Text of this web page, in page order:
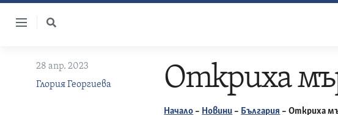
Skip
28 апр. 2023
Глория Георгиева
Откриха
Начало – Новини – България –Откриха